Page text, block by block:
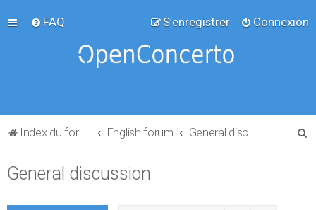
FAQ Connexion
S’enregistrer
Index du forum English forum
General discussion